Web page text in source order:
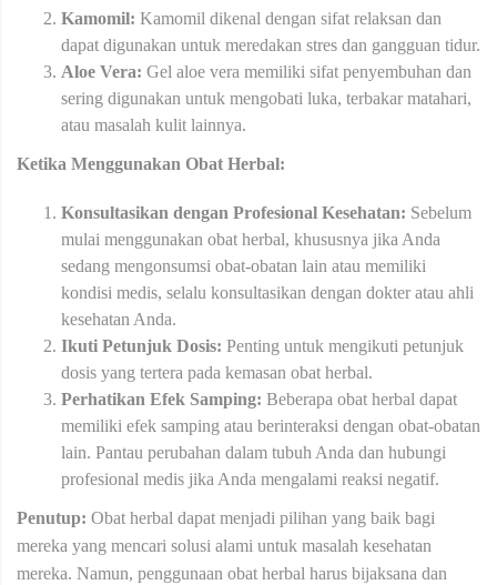
Kamomil: Kamomil dikenal dengan sifat relaksan dan
dapat digunakan untuk meredakan stres dan gangguan tidur.
Aloe Vera: Gel aloe vera memiliki sifat penyembuhan dan
sering digunakan untuk mengobati luka, terbakar matahari,
atau masalah kulit lainnya.
Ketika Menggunakan Obat Herbal:
Konsultasikan dengan Profesional Kesehatan: Sebelum
mulai menggunakan obat herbal, khususnya jika Anda
sedang mengonsumsi obat-obatan lain atau memiliki
kondisi medis, selalu konsultasikan dengan dokter atau ahli
kesehatan Anda.
Ikuti Petunjuk Dosis: Penting untuk mengikuti petunjuk
dosis yang tertera pada kemasan obat herbal.
Perhatikan Efek Samping: Beberapa obat herbal dapat
memiliki efek samping atau berinteraksi dengan obat-obatan
lain. Pantau perubahan dalam tubuh Anda dan hubungi
profesional medis jika Anda mengalami reaksi negatif.
Penutup: Obat herbal dapat menjadi pilihan yang baik bagi
mereka yang mencari solusi alami untuk masalah kesehatan
mereka. Namun, penggunaan obat herbal harus bijaksana dan